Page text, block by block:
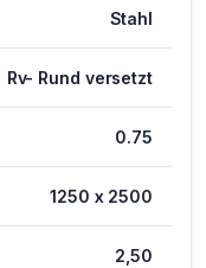
Stahl
Rv- Rund versetzt
0.75
1250 x 2500
2,50